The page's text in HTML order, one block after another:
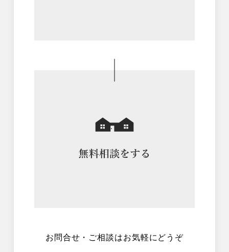
お問合せ・ご相談はお気軽にどうぞ